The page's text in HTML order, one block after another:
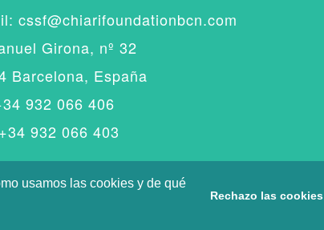
usamos las cookies y de qué
Rechazo las cookies
cssf@chiarifoundationbcn.com
Girona, nº 32
Barcelona, España
932 066 406
932 066 403